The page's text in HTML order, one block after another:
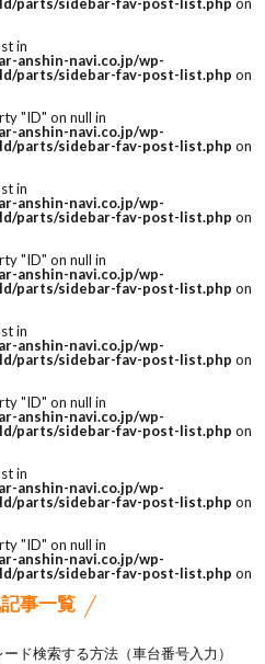
parts/sidebar-fav-post-list.php on
in
anshin-navi.co.jp/wp-
parts/sidebar-fav-post-list.php on
"ID" on null in
anshin-navi.co.jp/wp-
parts/sidebar-fav-post-list.php on
in
anshin-navi.co.jp/wp-
parts/sidebar-fav-post-list.php on
"ID" on null in
anshin-navi.co.jp/wp-
parts/sidebar-fav-post-list.php on
in
anshin-navi.co.jp/wp-
parts/sidebar-fav-post-list.php on
"ID" on null in
anshin-navi.co.jp/wp-
parts/sidebar-fav-post-list.php on
in
anshin-navi.co.jp/wp-
parts/sidebar-fav-post-list.php on
"ID" on null in
anshin-navi.co.jp/wp-
parts/sidebar-fav-post-list.php on
事一覧
ド検索する方法（車台番号入力）